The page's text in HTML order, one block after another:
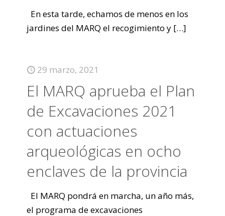
En esta tarde, echamos de menos en los
jardines del MARQ el recogimiento y […]
29 marzo, 2021
El MARQ aprueba el Plan
de Excavaciones 2021
con actuaciones
arqueológicas en ocho
enclaves de la provincia
El MARQ pondrá en marcha, un año más,
el programa de excavaciones